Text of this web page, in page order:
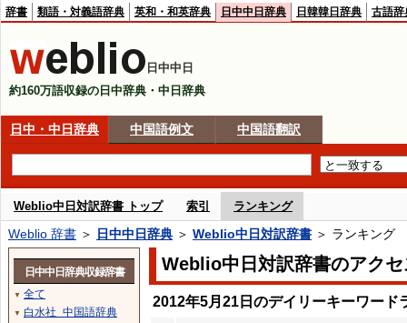
辞書 類語・対義語辞典 英和・和英辞典 日中中日辞典 日韓韓日辞典 古語辞
日中中日
約160万語収録の日中辞典・中日辞典
日中・中日辞典 中国語例文 中国語翻訳
Weblio中日対訳辞書 トップ 索引 ランキング
Weblio 辞書 ＞ 日中中日辞典 ＞ Weblio中日対訳辞書 ＞ ランキング
Weblio中日対訳辞書のアク
2012年5月21日のデイリーキーワード
日中中日辞典収録辞書
▼ 全て
▼ 白水社 中国語辞典